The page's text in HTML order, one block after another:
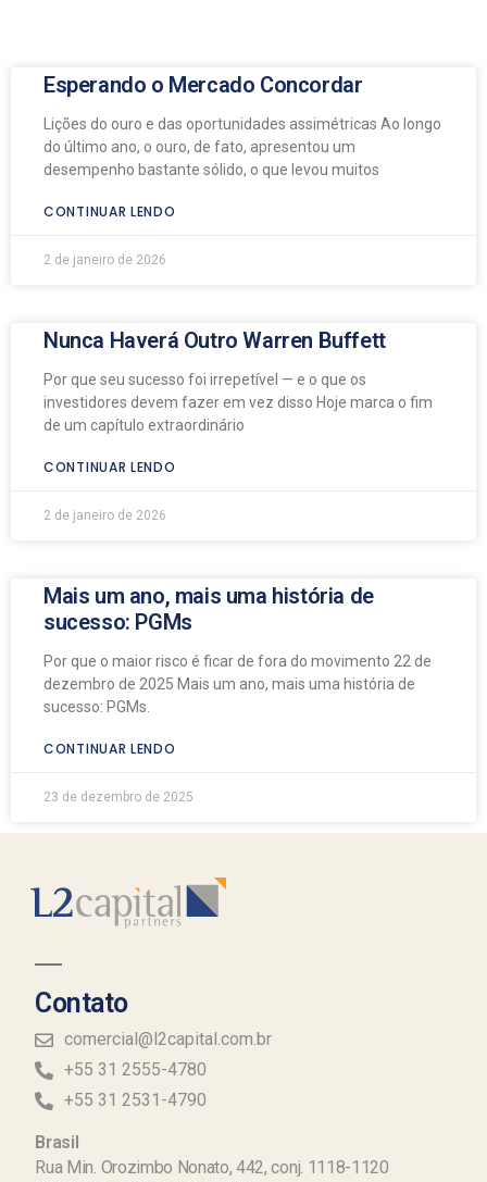
Esperando o Mercado Concordar
Lições do ouro e das oportunidades assimétricas Ao longo
do último ano, o ouro, de fato, apresentou um
desempenho bastante sólido, o que levou muitos
CONTINUAR LENDO
2 de janeiro de 2026
Nunca Haverá Outro Warren Buffett
Por que seu sucesso foi irrepetível — e o que os
investidores devem fazer em vez disso Hoje marca o fim
de um capítulo extraordinário
CONTINUAR LENDO
2 de janeiro de 2026
Mais um ano, mais uma história de
sucesso: PGMs
Por que o maior risco é ficar de fora do movimento 22 de
dezembro de 2025 Mais um ano, mais uma história de
sucesso: PGMs.
CONTINUAR LENDO
23 de dezembro de 2025
Contato
comercial@l2capital.com.br
+55 31 2555-4780
+55 31 2531-4790
Brasil
Rua Min. Orozimbo Nonato, 442, conj. 1118-1120